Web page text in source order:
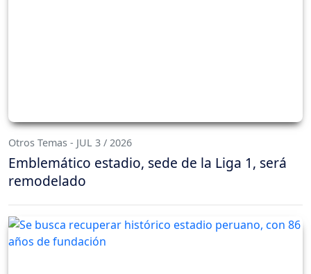
Otros Temas - JUL 3 / 2026
Emblemático estadio, sede de la Liga 1, será
remodelado